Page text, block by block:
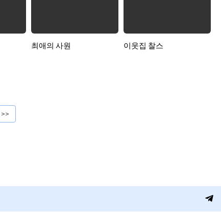
최애의 사원 이웃집 찰스
>>